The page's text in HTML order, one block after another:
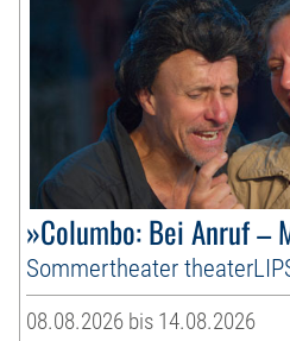
»Columbo: Bei Anruf –
Sommertheater
08.08.2026 bis 14.08.2026